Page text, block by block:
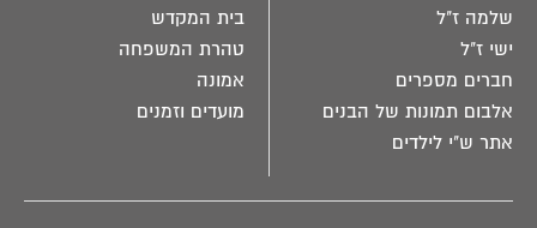
שלמה ז"ל
ישי ז"ל
חברים מספרים
אלבום תמונות של הבנים
אתר ש"י לילדים
בית המקדש
טהרת המשפחה
אמונה
מועדים וזמנים